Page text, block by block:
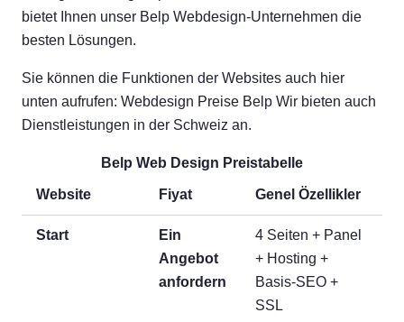
bietet Ihnen unser Belp Webdesign-Unternehmen die
besten Lösungen.
Sie können die Funktionen der Websites auch hier
unten aufrufen: Webdesign Preise Belp Wir bieten auch
Dienstleistungen in der Schweiz an.
Belp Web Design Preistabelle
Website Fiyat Genel Özellikler
Start
Ein
Angebot
anfordern
4 Seiten + Panel
+ Hosting +
Basis-SEO +
SSL